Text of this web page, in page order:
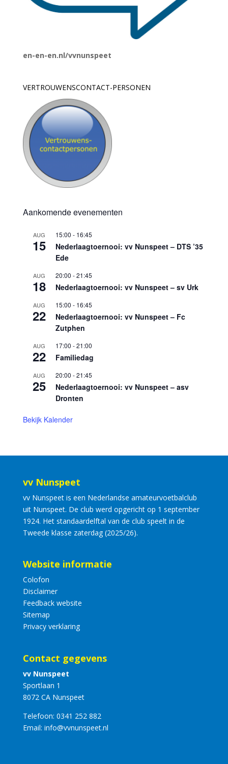
en-en-en.nl/vvnunspeet
VERTROUWENSCONTACT-PERSONEN
Aankomende evenementen
AUG
15
15:00 - 16:45
Nederlaagtoernooi: vv Nunspeet – DTS ’35
Ede
AUG
18
20:00 -21:45
Nederlaagtoernooi: vv Nunspeet – sv Urk
AUG
22
15:00 - 16:45
Nederlaagtoernooi: vv Nunspeet – Fc
Zutphen
AUG
22
17:00 -21:00
Familiedag
AUG
25
20:00 -21:45
Nederlaagtoernooi: vv Nunspeet – asv
Dronten
Bekijk Kalender
vv Nunspeet
vv Nunspeet is een Nederlandse amateurvoetbalclub
uit Nunspeet. De club werd opgericht op 1 september
1924. Het standaardelftal van de club speelt in de
Tweede klasse zaterdag (2025/26).
Website informatie
Colofon
Disclaimer
Feedback website
Sitemap
Privacy verklaring
Contact gegevens
vv Nunspeet
Sportlaan 1
8072 CA Nunspeet
Telefoon: 0341 252 882
Email: info@vvnunspeet.nl